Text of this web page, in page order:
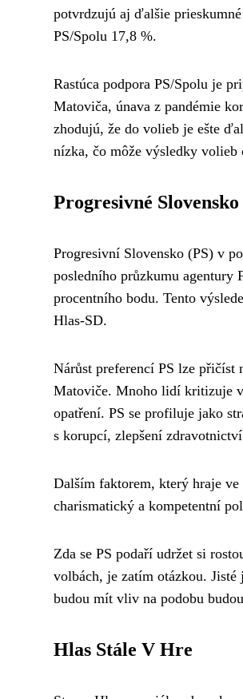
potvrdzujú aj ďalšie
PS/Spolu 17,8 %.
Rastúca podpora PS/Spolu je
Matoviča, únava z pandémie
zhodujú, že do volieb je ešte
nízka, čo môže výsledky
Progresivné
Progresivní Slovensko (PS) v
posledního průzkumu agentury
procentního bodu. Tento
Hlas-SD.
Nárůst preferencí PS lze
Matoviče. Mnoho lidí kritizuje
opatření. PS se profiluje jako
s korupcí, zlepšení
Dalším faktorem, který hraje ve
charismatický a kompetentní
Zda se PS podaří udržet si
volbách, je zatím otázkou. Jisté
budou mít vliv na podobu
Hlas Stále V Hre